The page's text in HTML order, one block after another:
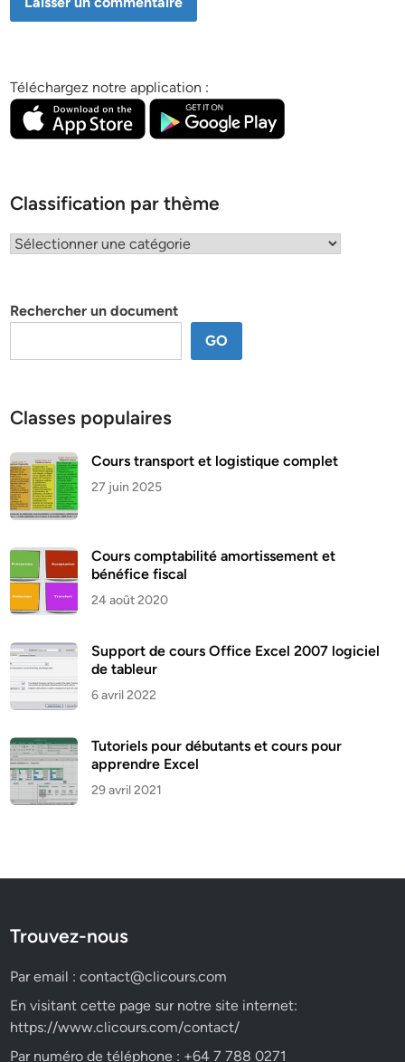
Téléchargez notre application :
Classification par thème
Classification
Rechercher un document
GO
Classes populaires
Cours transport et logistique complet
27 juin 2025
Cours comptabilité amortissement et
bénéfice fiscal
24 août 2020
Support de cours Office Excel 2007 logiciel
de tableur
6 avril 2022
Tutoriels pour débutants et cours pour
apprendre Excel
29 avril 2021
Trouvez-nous
Par email :contact@clicours.com
En visitant cette page sur notre site internet:
https://www.clicours.com/contact/
Par numéro de téléphone : +64 7 788 0271